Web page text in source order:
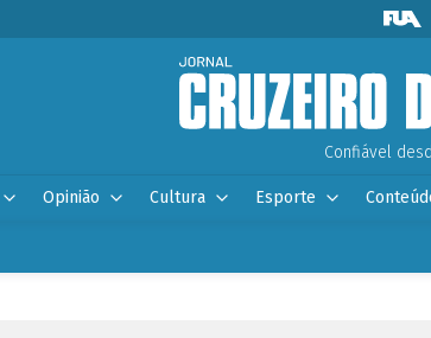
Confiável
Opinião Cultura Esporte